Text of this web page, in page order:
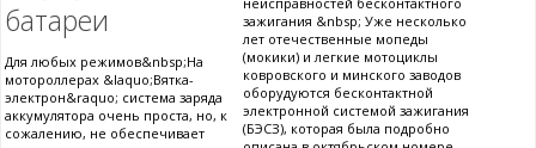
батареи
Для любых режимов&nbsp;На
мотороллерах &laquo;Вятка-
электрон&raquo; система заряда
аккумулятора очень проста, но, к
сожалению, не обеспечивает
зажигания &nbsp; Уже несколько
лет отечественные мопеды
(мокики) и легкие мотоциклы
ковровского и минского заводов
оборудуются бесконтактной
электронной системой зажигания
(БЭСЗ), которая была подробно